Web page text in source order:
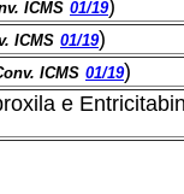
ICMS 01/19)
ICMS 01/19)
ICMS 01/19)
e